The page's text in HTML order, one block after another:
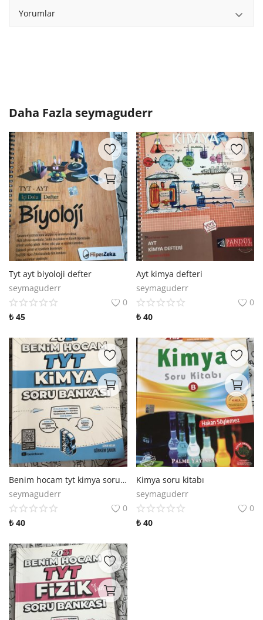
Yorumlar
Daha Fazla seymaguderr
Tyt ayt biyoloji defter
seymaguderr
0
₺ 45
Ayt kimya defteri
seymaguderr
0
₺40
Benim hocam tyt kimya soru bankası
seymaguderr
0
₺ 40
Kimya soru kitabı
seymaguderr
0
₺40